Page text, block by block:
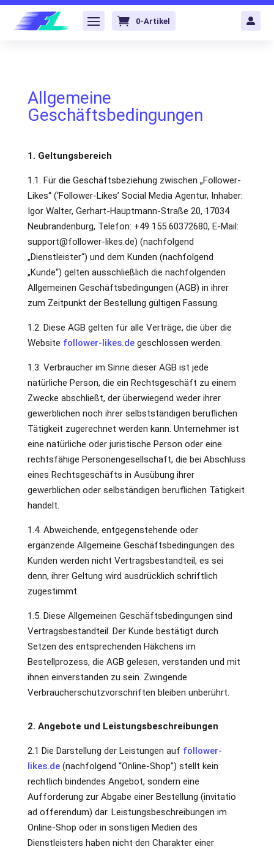
0-Artikel 
Allgemeine
Geschäftsbedingungen
1. Geltungsbereich
1.1. Für die Geschäftsbeziehung zwischen „Follower-
Likes“ (‘Follower-Likes’ Social Media Agentur, Inhaber:
Igor Walter, Gerhart-Hauptmann-Straße 20, 17034
Neubrandenburg, Telefon: +49 155 60372680, E-Mail:
support@follower-likes.de) (nachfolgend
„Dienstleister“) und dem Kunden (nachfolgend
„Kunde“) gelten ausschließlich die nachfolgenden
Allgemeinen Geschäftsbedingungen (AGB) in ihrer
zum Zeitpunkt der Bestellung gültigen Fassung.
1.2. Diese AGB gelten für alle Verträge, die über die
Website follower-likes.degeschlossen werden.
1.3. Verbraucher im Sinne dieser AGB ist jede
natürliche Person, die ein Rechtsgeschäft zu einem
Zwecke abschließt, der überwiegend weder ihrer
gewerblichen noch ihrer selbstständigen beruflichen
Tätigkeit zugerechnet werden kann. Unternehmer ist
eine natürliche oder juristische Person oder eine
rechtsfähige Personengesellschaft, die bei Abschluss
eines Rechtsgeschäfts in Ausübung ihrer
gewerblichen oder selbständigen beruflichen Tätigkeit
handelt.
1.4. Abweichende, entgegenstehende oder
ergänzende Allgemeine Geschäftsbedingungen des
Kunden werden nicht Vertragsbestandteil, es sei
denn, ihrer Geltung wird ausdrücklich schriftlich
zugestimmt.
1.5. Diese Allgemeinen Geschäftsbedingungen sind
Vertragsbestandteil. Der Kunde bestätigt durch
Setzen des entsprechenden Häkchens im
Bestellprozess, die AGB gelesen, verstanden und mit
ihnen einverstanden zu sein. Zwingende
Verbraucherschutzvorschriften bleiben unberührt.
2. Angebote und Leistungsbeschreibungen
2.1 Die Darstellung der Leistungen auf follower-
likes.de(nachfolgend “Online-Shop”) stellt kein
rechtlich bindendes Angebot, sondern eine
Aufforderung zur Abgabe einer Bestellung (invitatio
ad offerendum) dar. Leistungsbeschreibungen im
Online-Shop oder in sonstigen Medien des
Dienstleisters haben nicht den Charakter einer